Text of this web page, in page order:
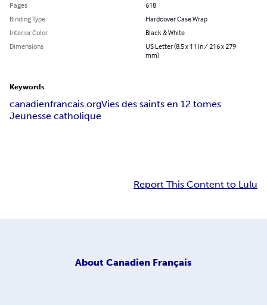
Pages
618
Binding Type
Hardcover Case Wrap
Interior Color
Black & White
Dimensions
US Letter (8.5 x 11 in / 216 x 279
mm)
Keywords
canadienfrancais.orgVies des saints en 12 tomes
Jeunesse catholique
Report This Content to Lulu
About Canadien Français